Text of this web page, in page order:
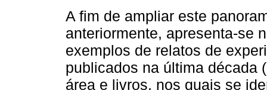
A fim de ampliar este
anteriormente, apresenta-se
exemplos de relatos de
publicados na última década
área e livros, nos quais se